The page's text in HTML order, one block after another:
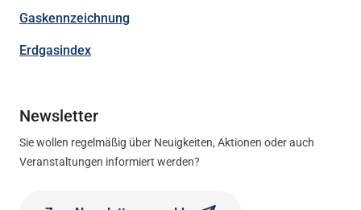
Gaskennzeichnung
Erdgasindex
Newsletter
Sie wollen regelmäßig über Neuigkeiten, Aktionen oder auch
Veranstaltungen informiert werden?